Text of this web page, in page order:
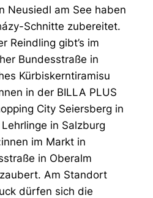
Neusiedl am See haben
Schnitte zubereitet.
Reindling gibt’s im
Bundesstraße in
Kürbiskerntiramisu
in der BILLA PLUS
City Seiersberg in
in Salzburg
im Markt in
in Oberalm
Am Standort
dürfen sich die